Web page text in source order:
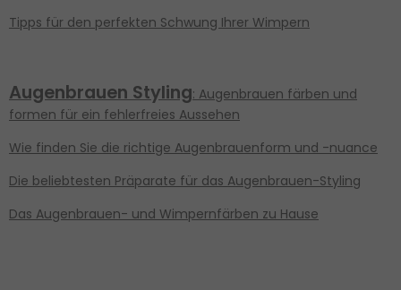
Tipps für den perfekten Schwung Ihrer Wimpern
Augenbrauen Styling: Augenbrauen färben und
formen für ein fehlerfreies Aussehen
Wie finden Sie die richtige Augenbrauenform und -nuance
Die beliebtesten Präparate für das Augenbrauen-Styling
Das Augenbrauen- und Wimpernfärben zu Hause